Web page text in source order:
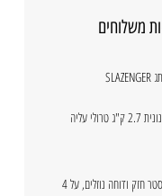
משלוחים
סט 3 מזוודות קלות משקל (גדולה רק 2.9 ק”ג בינונית 2.7 ק"ג טרולי עליה
המזוודות נוחות לשימוש ואריזה, עשויות מבד פוליאסטר חזק ודוחה נוזלים, על 4